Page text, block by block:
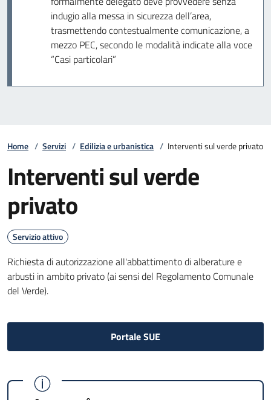
indugio alla messa in sicurezza dell’area,
trasmettendo contestualmente comunicazione, a
mezzo PEC, secondo le modalità indicate alla voce
“Casi particolari”
Home / Servizi / Edilizia e urbanistica / Interventi sul verde privato
Interventi sul verde
privato
Servizio attivo
Richiesta di autorizzazione all'abbattimento di alberature e
arbusti in ambito privato (ai sensi del Regolamento Comunale
del Verde).
Portale SUE